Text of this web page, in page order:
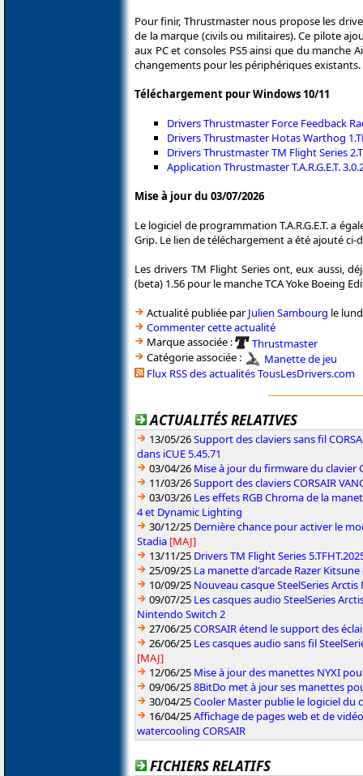
Pour finir, Thrustmaster nous propose les
de la marque (civils ou militaires). Ce pilote
aux PC et consoles PS5 ainsi que du manche
changements pour les périphériques existants.
Téléchargement pour Windows 10/11
Drivers Thrustmaster Force Feedback
Drivers Thrustmaster Hotas Warthog
Drivers Thrustmaster TM Flight Series
Application Thrustmaster T.A.R.G.E.T.
Mise à jour du 03/07/2026
Le logiciel de programmation T.A.R.G.E.T. a
Grip. Le lien de téléchargement a été ajouté ci-
Les drivers TM Flight Series ont, eux aussi,
(beta) 1.56 pour le manche TCA Yoke Boeing
Actualité publiée parJulien Sambourg le
Commenter cette actualité
Marque associée :
Thrustmaster
Catégorie associée :
Manette de jeu
Flux RSS des actualités TousLesDrivers.com
ACTUALITÉS RELATIVES
13/05/26Support des claviers sans fil
dans iCUE 5.45.71
03/04/26 Mise à jour du firmware du clavier
11/03/26Support des claviers CORSAIR
03/03/26 Les effets RGB Chroma de la
4 et Dynamic Lighting
30/12/25 Dernière chance pour activer le
Stadia [MAJ]
13/11/25 Drivers TM Flight Series
25/09/25 La manette d'arcade Razer
10/09/25 Nouveau casque SteelSeries Arctis
09/07/25 Les casques audio SteelSeries
Nintendo Switch 2
27/06/25CORSAIR étend le support des
26/06/25 Les casques audio sans fil
[MAJ]
12/06/25 Mise à jour des manettes NYXI
09/06/258BitDo met à jour ses manettes
30/04/25Cooler Master publie le logiciel
16/04/25Affichage de pages web et de
watercooling CORSAIR
FICHIERS RELATIFS